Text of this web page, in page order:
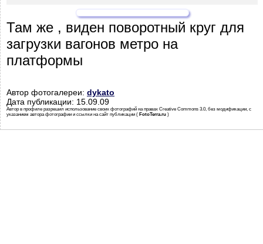
Там же , виден поворотный круг для
загрузки вагонов метро на
платформы
Автор фотогалереи: dykato
Дата публикации: 15.09.09
Автор в профиле разрешил использование своих фотографий на правах Creative Commons 3.0, без модификации, с
указанием автора фотографии и ссылки на сайт публикации ( FotoTerra.ru )